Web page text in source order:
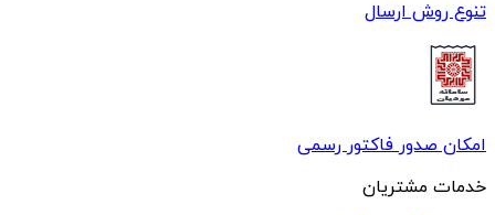
تنوع روش ارسال
امکان صدور فاکتور رسمی
خدمات مشتریان